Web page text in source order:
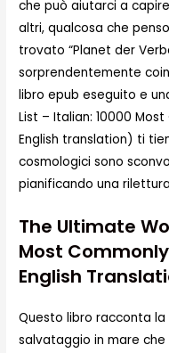
che può aiutarci a
altri, qualcosa che
trovato “Planet der
sorprendentemente
libro epub eseguito e
List – Italian: 10000
English translation) ti
cosmologici sono
pianificando una
The Ultimate
Most
English
Questo libro racconta
salvataggio in mare